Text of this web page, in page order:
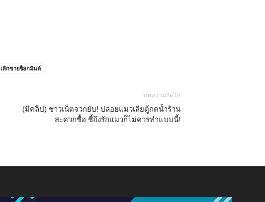
เลิกขายช็อกมินต์
บทความถัดไป
(มีคลิป) ชาวเน็ตจวกยับ! ปล่อยแมวเลียตู้กดน้ำร้าน
สะดวกซื้อ ชี้ถึงรักแมวก็ไม่ควรทำแบบนี้!